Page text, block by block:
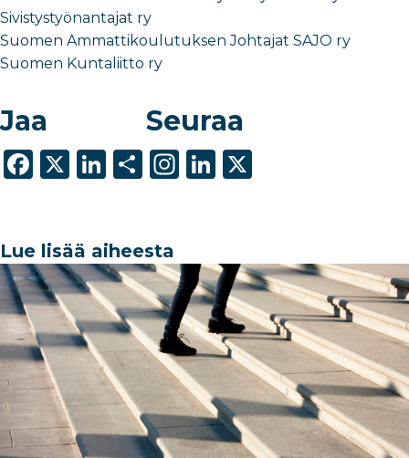
Sivistystyönantajat ry
Suomen Ammattikoulutuksen Johtajat SAJO ry
Suomen Kuntaliitto ry
Jaa
F
e
b
o
o
k
X
Li
e
dI
n
S
e
Seuraa
In
ra
m
Li
dI
n
Lue lisää aiheesta